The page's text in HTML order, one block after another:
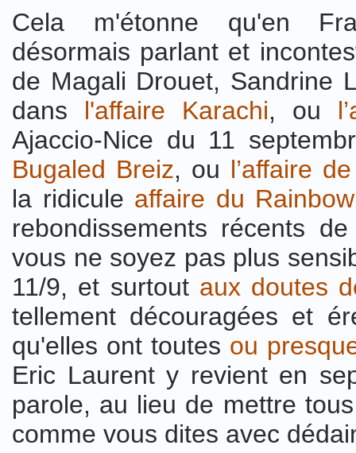
Cela m'étonne qu'en
désormais parlant et
de Magali Drouet, Sandrine
dans l'affaire Karachi, ou
Ajaccio-Nice du 11
Bugaled Breiz, ou l’affaire
la ridicule affaire du
rebondissements récents
vous ne soyez pas plus
11/9, et surtout aux doutes
tellement découragées et
qu'elles ont toutes ou
Eric Laurent y revient en
parole, au lieu de mettre
comme vous dites avec